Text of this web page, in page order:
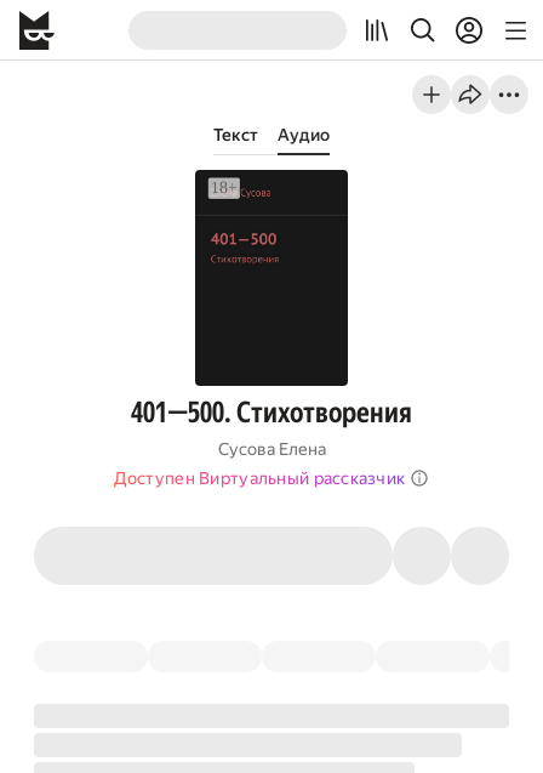
Текст Аудио
401—500. Стихотворения
Сусова Елена
Доступен Виртуальный рассказчик